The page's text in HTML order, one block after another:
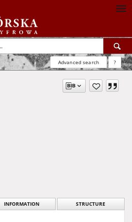
Advanced search ?
INFORMATION STRUCTURE